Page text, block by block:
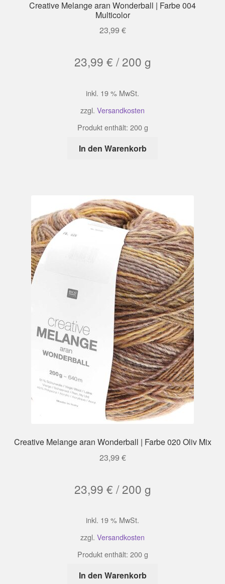
Creative Melange aran Wonderball | Farbe 004
Multicolor
23,99 €
23,99 € /200 g
inkl. 19 % MwSt.
zzgl. Versandkosten
Produkt enthält: 200g
In den Warenkorb
Creative Melange aran Wonderball | Farbe 020 Oliv Mix
23,99 €
23,99 € /200 g
inkl. 19 % MwSt.
zzgl. Versandkosten
Produkt enthält: 200g
In den Warenkorb